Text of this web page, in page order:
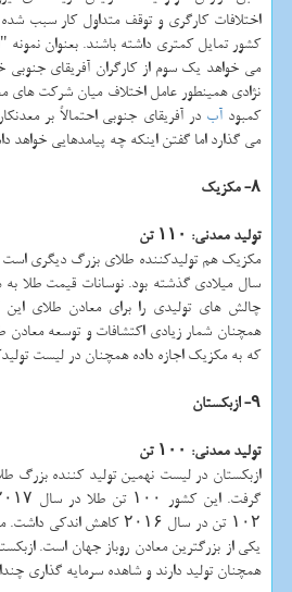
اختلافات كارگری و توقف متداول كار سبب
كشور تمایل كمتری داشته باشند. بعنوان نمونه
می خواهد یك سوم از كارگران آفریقای
نژادی همینطور عامل اختلاف میان شركت های
كمبودآب در آفریقای جنوبی احتمالاً بر
می گذارد اما گفتن اینكه چه پیامدهایی خواهد
۸- مكزیك
تولید معدنی: ۱۱۰ تن
مكزیك هم تولیدكننده طلای بزرگ دیگری
سال میلادی گذشته بود. نوسانات قیمت طلا
چالش های تولیدی را برای معادن طلای این
همچنان شمار زیادی اكتشافات و توسعه
كه به مكزیك اجازه داده همچنان در لیست
۹- ازبكستان
تولید معدنی: ۱۰۰ تن
۱۰۲ تن در سال ۲۰۱۶ كاهش
یكی از بزرگترین معادن روباز جهان است.
همچنان تولید دارند و شاهده سرمایه گذاری